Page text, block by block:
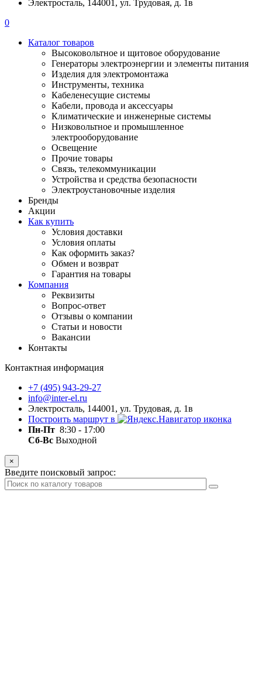
Электросталь, 144001, ул. Трудовая, д. 1в
0
Каталог товаров
Высоковольтное и щитовое оборудование
Генераторы электроэнергии и элементы питания
Изделия для электромонтажа
Инструменты, техника
Кабеленесущие системы
Кабели, провода и аксессуары
Климатические и инженерные системы
Низковольтное и промышленное
электрооборудование
Освещение
Прочие товары
Связь, телекоммуникации
Устройства и средства безопасности
Электроустановочные изделия
Бренды
Акции
Как купить
Условия доставки
Условия оплаты
Как оформить заказ?
Обмен и возврат
Гарантия на товары
Компания
Реквизиты
Вопрос-ответ
Отзывы о компании
Статьи и новости
Вакансии
Контакты
Контактная информация
+7 (495) 943-29-27
info@inter-el.ru
Электросталь, 144001, ул. Трудовая, д. 1в
Построить маршрут в
Пн-Пт 8:30 - 17:00
Сб-Вс Выходной
×
Введите поисковый запрос: